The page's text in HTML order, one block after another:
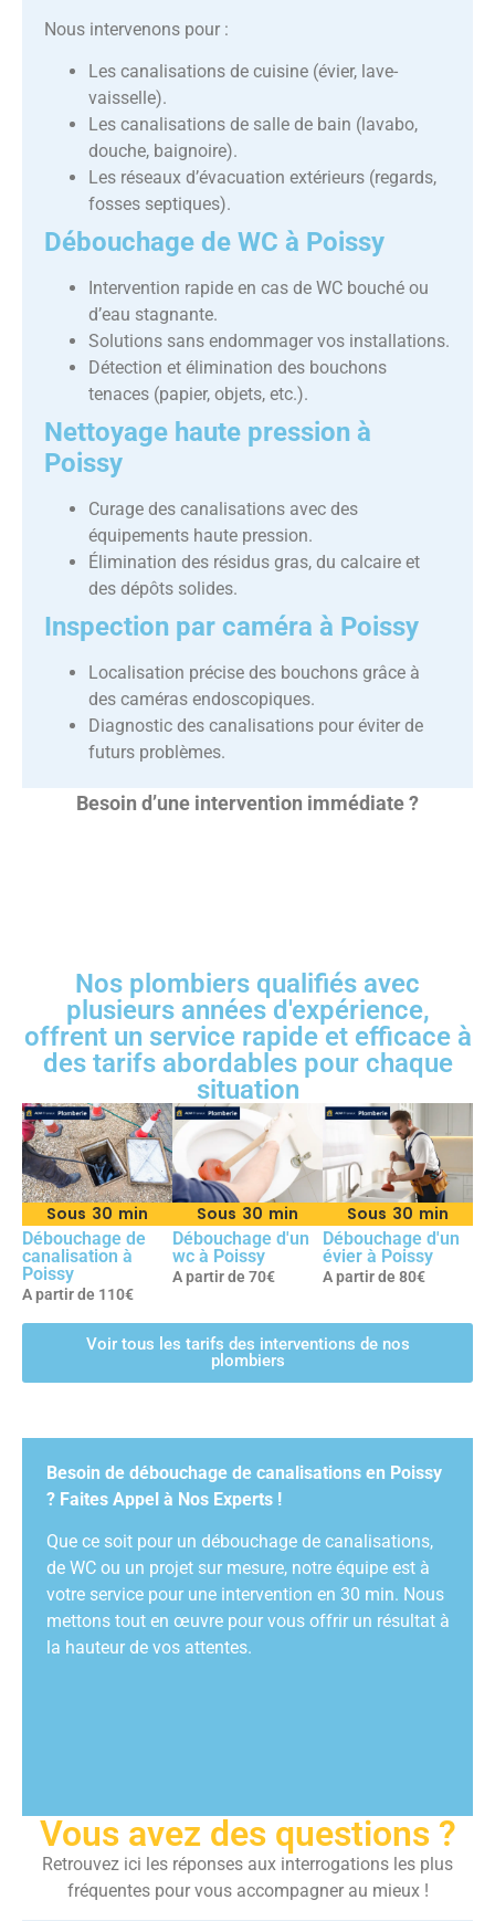
Nous intervenons pour :
Les canalisations de cuisine (évier, lave-
vaisselle).
Les canalisations de salle de bain (lavabo,
douche, baignoire).
Les réseaux d’évacuation extérieurs (regards,
fosses septiques).
Débouchage de WC à Poissy
Intervention rapide en cas de WC bouché ou
d’eau stagnante.
Solutions sans endommager vos installations.
Détection et élimination des bouchons
tenaces (papier, objets, etc.).
Nettoyage haute pression à
Poissy
Curage des canalisations avec des
équipements haute pression.
Élimination des résidus gras, du calcaire et
des dépôts solides.
Inspection par caméra à Poissy
Localisation précise des bouchons grâce à
des caméras endoscopiques.
Diagnostic des canalisations pour éviter de
futurs problèmes.
Besoin d’une intervention immédiate ?
Nos plombiers qualifiés avec
plusieurs années d'expérience,
offrent un service rapide et efficace à
des tarifs abordables pour chaque
situation
Sous 30 min
Débouchage de
canalisation à
Poissy
A partir de 110€
Sous 30 min
Débouchage d'un
wc à Poissy
A partir de 70€
Sous 30 min
Débouchage d'un
évier à Poissy
A partir de 80€
Voir tous les tarifs des interventions de nos
plombiers
Besoin de débouchage de canalisations en Poissy
? Faites Appel à Nos Experts !
Que ce soit pour un débouchage de canalisations,
de WC ou un projet sur mesure, notre équipe est à
votre service pour une intervention en 30 min. Nous
mettons tout en œuvre pour vous offrir un résultat à
la hauteur de vos attentes.
Vous avez des questions ?
Retrouvez ici les réponses aux interrogations les plus
fréquentes pour vous accompagner au mieux !